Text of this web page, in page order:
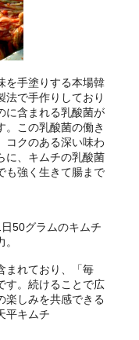
を手塗りする本場韓
法で手作りしており
に含まれる乳酸菌が
。この乳酸菌の働き
コクのある深い味わ
に、キムチの乳酸菌
も強く生きて腸まで
50グラムのキムチ
まれており、「毎
す。続けることで広
楽しみを共感できる
平キムチ